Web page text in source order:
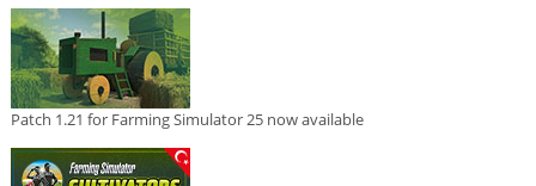
Patch 1.21 for Farming Simulator 25 now available